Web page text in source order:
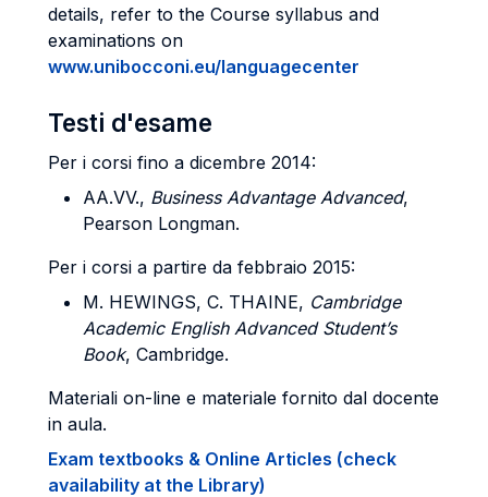
details, refer to the Course syllabus and
examinations on
www.unibocconi.eu/languagecenter
Testi d'esame
Per i corsi fino a dicembre 2014:
AA.VV., Business Advantage Advanced,
Pearson Longman.
Per i corsi a partire da febbraio 2015:
M. HEWINGS, C. THAINE, Cambridge
Academic English Advanced Student’s
Book, Cambridge.
Materiali on-line e materiale fornito dal docente
in aula.
Exam textbooks & Online Articles (check
availability at the Library)